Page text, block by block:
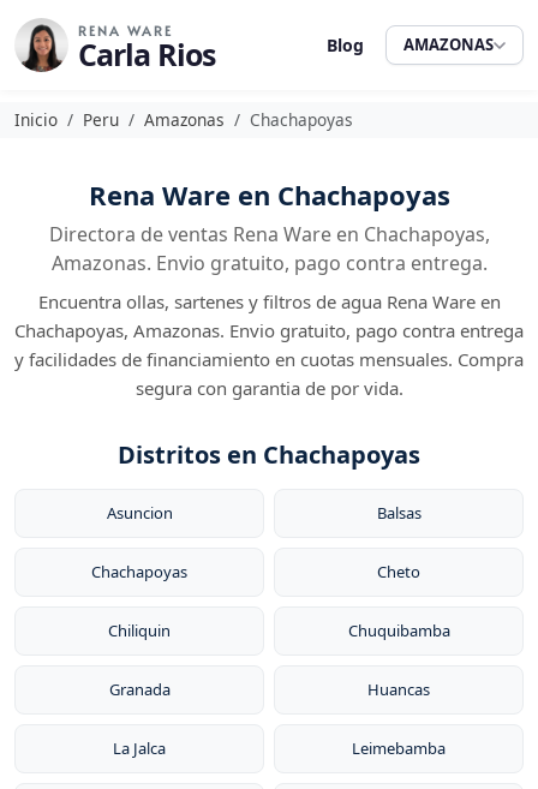
RENA WARE
Carla Rios Blog AMAZONAS
Inicio Peru Amazonas Chachapoyas
Rena Ware en Chachapoyas
Directora de ventas Rena Ware en Chachapoyas,
Amazonas. Envio gratuito, pago contra entrega.
Encuentra ollas, sartenes y filtros de agua Rena Ware en
Chachapoyas, Amazonas. Envio gratuito, pago contra entrega
y facilidades de financiamiento en cuotas mensuales. Compra
segura con garantia de por vida.
Distritos en Chachapoyas
Asuncion Balsas
Chachapoyas Cheto
Chiliquin Chuquibamba
Granada Huancas
La Jalca Leimebamba